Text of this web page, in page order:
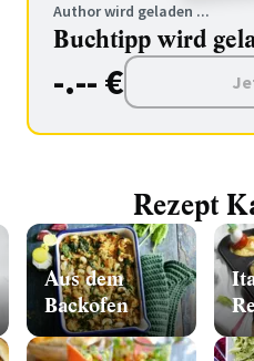
Author wird geladen ...
Buchtipp wird
-.-- €
Rezept
Aus dem
Backofen